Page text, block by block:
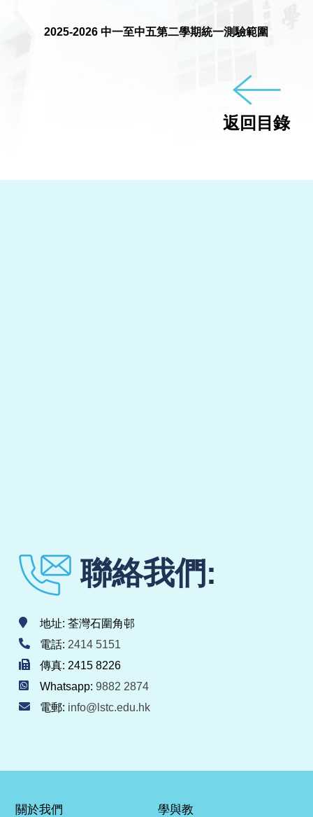
2025-2026 中一至中五第二學期統一測驗範圍
返回目錄
聯絡我們:
地址: 荃灣石圍角邨
電話: 2414 5151
傳真: 2415 8226
Whatsapp: 9882 2874
電郵: info@lstc.edu.hk
關於我們 學與教